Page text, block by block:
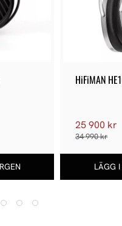
HiFiMAN
25 900 kr
34 990 kr